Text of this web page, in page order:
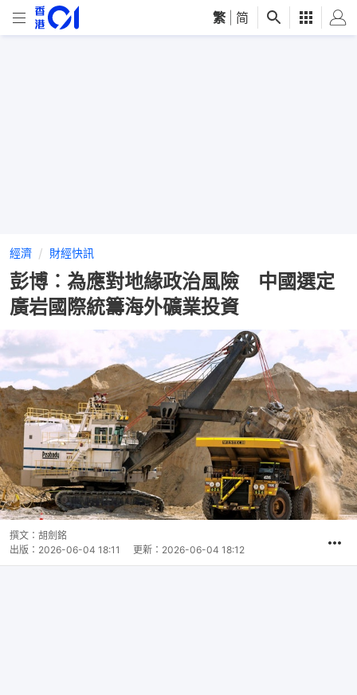
繁 简
經濟 財經快訊
彭博︰為應對地緣政治風險 中國選定
廣岩國際統籌海外礦業投資
撰文： 胡劍銘
出版： 2026-06-04 18:11 更新： 2026-06-04 18:12